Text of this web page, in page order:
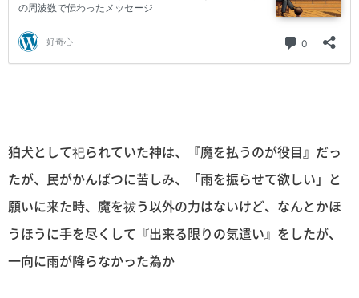
狛犬として祀られていた神は、『魔を払うのが役目』だっ
たが、民がかんばつに苦しみ、「雨を振らせて欲しい」と
願いに来た時、魔を祓う以外の力はないけど、なんとかほ
うほうに手を尽くして『出来る限りの気遣い』をしたが、
一向に雨が降らなかった為か